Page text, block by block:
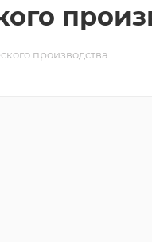
производства